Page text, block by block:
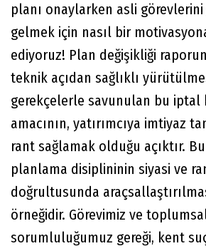
planı onaylarken asli
gelmek için nasıl bir
ediyoruz! Plan değişikliği
teknik açıdan sağlıklı
gerekçelerle savunulan bu iptal
amacının, yatırımcıya imtiyaz
rant sağlamak olduğu açıktır.
planlama disiplininin siyasi ve
doğrultusunda
örneğidir. Görevimiz ve
sorumluluğumuz gereği, kent